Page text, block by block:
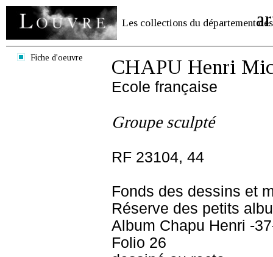
Les collections du département des
Fiche d'oeuvre CHAPU Henri
Ecole française
Groupe sculpté
RF 23104, 44
Fonds des dessins et
Réserve des petits
Album Chapu Henri -
Folio 26